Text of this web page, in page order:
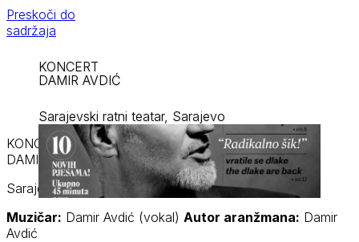
Preskoči do
sadržaja
KONCERT
DAMIR AVDIĆ
Sarajevski ratni teatar, Sarajevo
KONCERT
DAMIR AVDIĆ
Sarajevski ratni teatar, Sarajevo
Muzičar: Damir Avdić (vokal) Autor aranžmana: Damir
Avdić